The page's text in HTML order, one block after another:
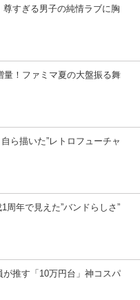
すぎる男子の純情ラブに胸
量！ファミマ夏の大盤振る舞
ら描いた”レトロフューチャ
周年で見えた”バンドらしさ”
が推す「10万円台」神コスパ